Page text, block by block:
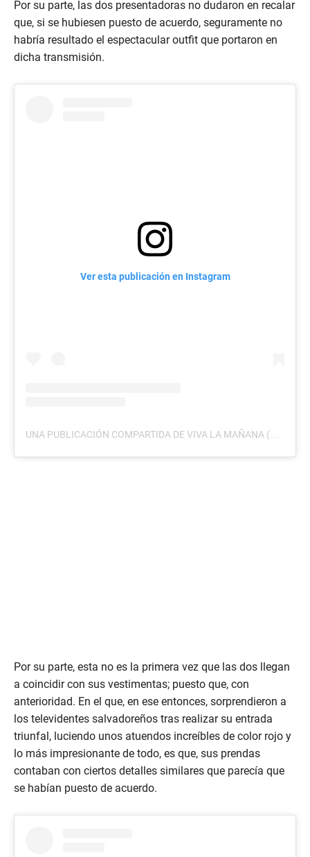
i
n
u
t
e
0
Por su parte, las dos presentadoras no dudaron en recalar
que, si se hubiesen puesto de acuerdo, seguramente no
habría resultado el espectacular outfit que portaron en
dicha transmisión.
Ver esta publicación en Instagram
Por su parte, esta no es la primera vez que las dos llegan
a coincidir con sus vestimentas; puesto que, con
anterioridad. En el que, en ese entonces, sorprendieron a
los televidentes salvadoreños tras realizar su entrada
triunfal, luciendo unos atuendos increíbles de color rojo y
lo más impresionante de todo, es que, sus prendas
contaban con ciertos detalles similares que parecía que
se habían puesto de acuerdo.